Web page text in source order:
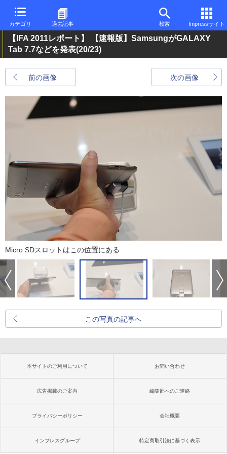
カテゴリ 過去記事 検索 Impressサイト
【IFA 2011レポート】 【速報版】SamsungがGALAXY
Tab 7.7などを発表(20/23)
前の画像 次の画像
Micro SDスロットはこの位置にある
この写真の記事へ
本サイトのご利用について お問い合わせ
広告掲載のご案内 編集部へのご連絡
プライバシーポリシー 会社概要
インプレスグループ 特定商取引法に基づく表示